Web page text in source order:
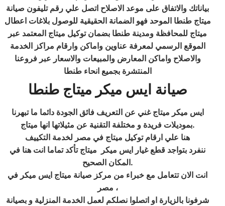
بياناتك والاتفاق على موعد الاصلاح اتصل علي رقم تليفون صيانة
ميتاج طنطا الموحد فهو الضمانة الحقيقية للوصول بلاغات اعطال
ميتاج للمحافظة ومدينة طنطا بضمان توكيل ميتاج المعتمد عبر
الموقع الرسمي لمعرفة عناوين واماكن وارقام مراكز الخدمة
والاصلاح واماكن المعارض والمبيعات والاسعار عبر فروعنا
المنتشرة بجميع انحاء طنطا
صيانة ايس ميكر ميتاج طنطا
ايس ميكر ميتاج غني عن التعريف فائق الجودة دائما ما تبهرنا
بموديلات فريدة و مختلفة التقنية عن مثيلاتها انها ميتاج.
هنا علي ارقام توكيل ميتاج في مصر لخدمة التكييف
ننفرد بتواجد قطع غيار ايس ميكر ميتاج تأكد تماما انت هنا في
المكان الصحيح.
انت الان تتعامل مع خبراء من مركز صيانة ميتاج ايس ميكر في
مصر ،
شرفونا بالزيارة او اتصلوا نصلكم لعمل الخدمة المنزلية و بصيانة